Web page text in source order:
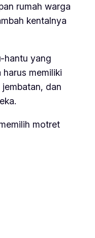
rumah warga
kentalnya
hantu yang
memiliki
dan
motret